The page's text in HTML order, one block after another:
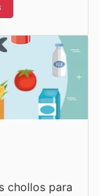
chollos para